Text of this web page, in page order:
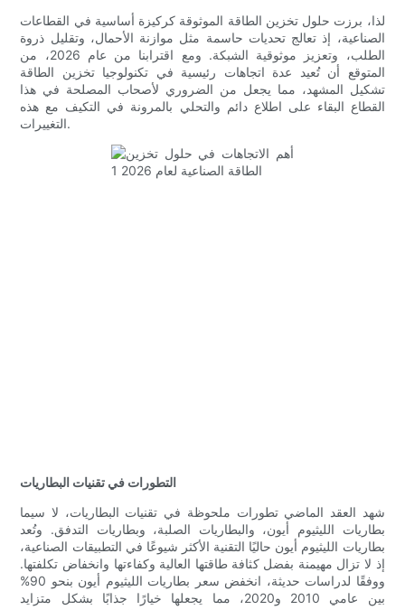
لذا، برزت حلول تخزين الطاقة الموثوقة كركيزة أساسية في القطاعات
الصناعية، إذ تعالج تحديات حاسمة مثل موازنة الأحمال، وتقليل ذروة
الطلب، وتعزيز موثوقية الشبكة. ومع اقترابنا من عام 2026، من
المتوقع أن تُعيد عدة اتجاهات رئيسية في تكنولوجيا تخزين الطاقة
تشكيل المشهد، مما يجعل من الضروري لأصحاب المصلحة في هذا
القطاع البقاء على اطلاع دائم والتحلي بالمرونة في التكيف مع هذه
التغييرات.
التطورات في تقنيات البطاريات
شهد العقد الماضي تطورات ملحوظة في تقنيات البطاريات، لا سيما
بطاريات الليثيوم أيون، والبطاريات الصلبة، وبطاريات التدفق. وتُعد
بطاريات الليثيوم أيون حاليًا التقنية الأكثر شيوعًا في التطبيقات الصناعية،
إذ لا تزال مهيمنة بفضل كثافة طاقتها العالية وكفاءتها وانخفاض تكلفتها.
ووفقًا لدراسات حديثة، انخفض سعر بطاريات الليثيوم أيون بنحو 90%
بين عامي 2010 و2020، مما يجعلها خيارًا جذابًا بشكل متزايد